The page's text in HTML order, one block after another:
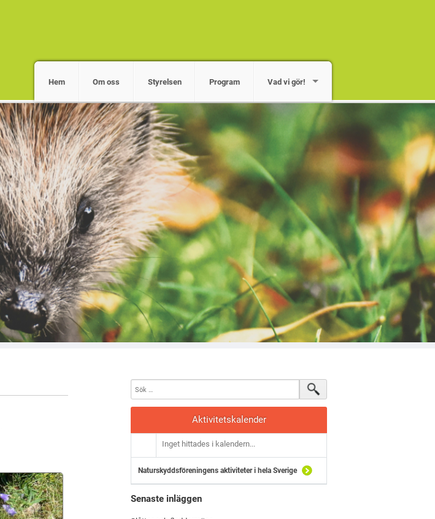
Hem Om oss Styrelsen Program Vad vi gör!
Aktivitetskalender
Inget hittades i kalendern...
Naturskyddsföreningens aktiviteter i hela Sverige
Senaste inläggen